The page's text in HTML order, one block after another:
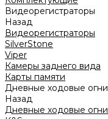
Видеорегистраторы
Назад
Видеорегистраторы
SilverStone
Viper
Камеры заднего вида
Карты памяти
Дневные ходовые огни
Назад
Дневные ходовые огни